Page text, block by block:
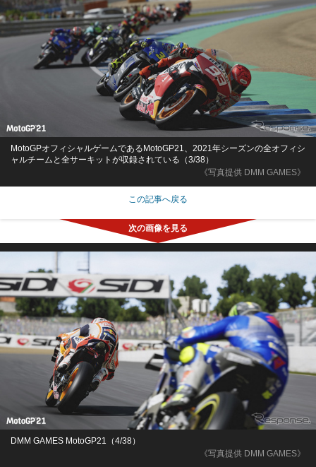
《写真提供 DMM GAMES》
MotoGPオフィシャルゲームであるMotoGP21、2021年シーズンの全オフィシ
ャルチームと全サーキットが収録されている（3/38）
この記事へ戻る
《写真提供 DMM GAMES》
DMM GAMES MotoGP21（4/38）